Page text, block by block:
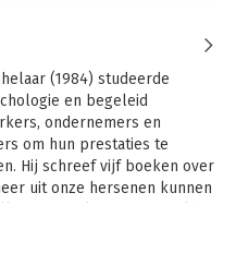
(1984) studeerde
en begeleid
ondernemers en
om hun prestaties te
Hij schreef vijf boeken over
uit onze hersenen kunnen